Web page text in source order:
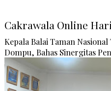
Cakrawala Online
Kepala Balai Taman
Dompu, Bahas Sinergitas